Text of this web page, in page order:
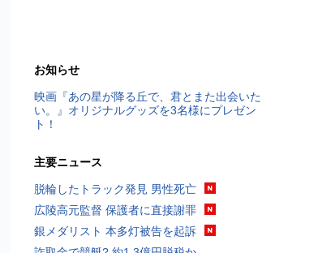
お知らせ
映画『あの星が降る丘で、君とまた出会いた
い。』オリジナルグッズを3名様にプレゼン
ト！
主要ニュース
脱輪したトラック発見 男性死亡
広陵高元監督 保護者に直接謝罪
銀メダリスト 本多灯被告を起訴